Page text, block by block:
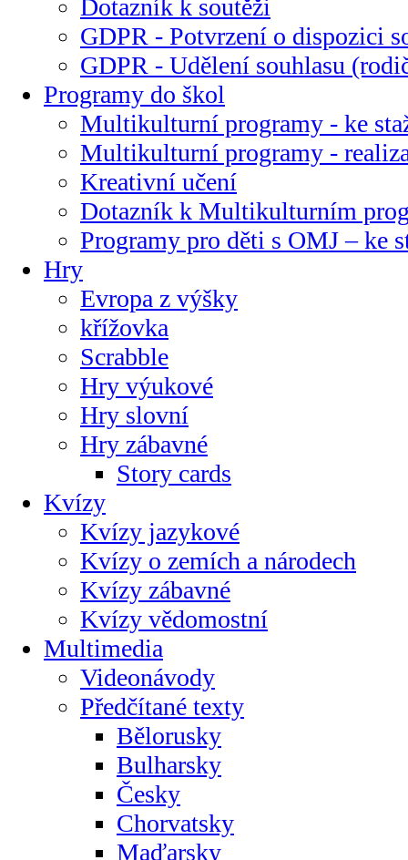
Dotazník k soutěži
GDPR - Potvrzení o dispozici
GDPR - Udělení souhlasu
Programy do škol
Multikulturní programy - ke
Multikulturní programy -
Kreativní učení
Dotazník k Multikulturním
Programy pro děti s OMJ – ke
Hry
Evropa z výšky
křížovka
Scrabble
Hry výukové
Hry slovní
Hry zábavné
Story cards
Kvízy
Kvízy jazykové
Kvízy o zemích a národech
Kvízy zábavné
Kvízy vědomostní
Multimedia
Videonávody
Předčítané texty
Bělorusky
Bulharsky
Česky
Chorvatsky
Maďarsky